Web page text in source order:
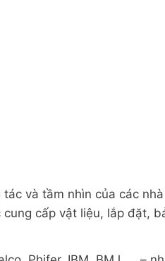
và tầm nhìn của các
cấp vật liệu, lắp đặt,